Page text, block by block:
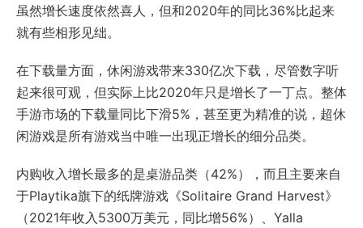
虽然增长速度依然喜人，但和2020年的同比36%比起来
就有些相形见绌。
在下载量方面，休闲游戏带来330亿次下载，尽管数字听
起来很可观，但实际上比2020年只是增长了一丁点。整体
手游市场的下载量同比下滑5%，甚至更为精准的说，超休
闲游戏是所有游戏当中唯一出现正增长的细分品类。
内购收入增长最多的是桌游品类（42%），而且主要来自
于Playtika旗下的纸牌游戏《Solitaire Grand Harvest》
（2021年收入5300万美元，同比增56%）、Yalla